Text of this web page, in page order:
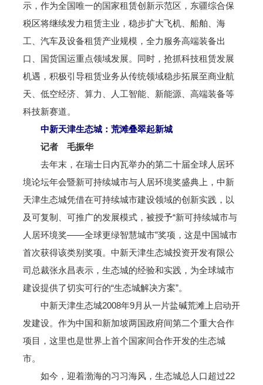
示，作为全国唯一的国家租赁创新示范区，东疆综合保
税区将继续发力租赁主业，稳步扩大飞机、船舶、海
工、汽车及设备租赁产业规模，全力服务高端装备出
口、国货国运重点领域发展。同时，抢抓科技租赁发展
机遇，积极引导租赁业务从传统领域稳步拓展至商业航
天、低空经济、算力、人工智能、新能源、高端装备等
科技新赛道。
中新天津生态城：荒滩叠翠起新城
记者 毛振华
去年末，在瑞士日内瓦举办的第二十届全球人居环
境论坛年会暨新可持续城市与人居环境奖盛典上，中新
天津生态城凭借在可持续城市建设领域的创新实践，以
及可复制、可推广的发展模式，被授予“新可持续城市与
人居环境奖——全球更绿智慧城市”奖项，这是中国城市
首次获得该类别奖项。中新天津生态城投资开发有限公
司总裁张永昌表示，生态城的经验和实践，为全球城市
建设提供了切实可行的“生态城解决方案”。
中新天津生态城2008年9月从一片盐碱荒滩上启动开
发建设。作为中国和新加坡两国政府间第二个重大合作
项目，这里也是世界上首个国家间合作开发的生态城
市。
如今，迎着渤海的习习海风，生态城总人口超过22